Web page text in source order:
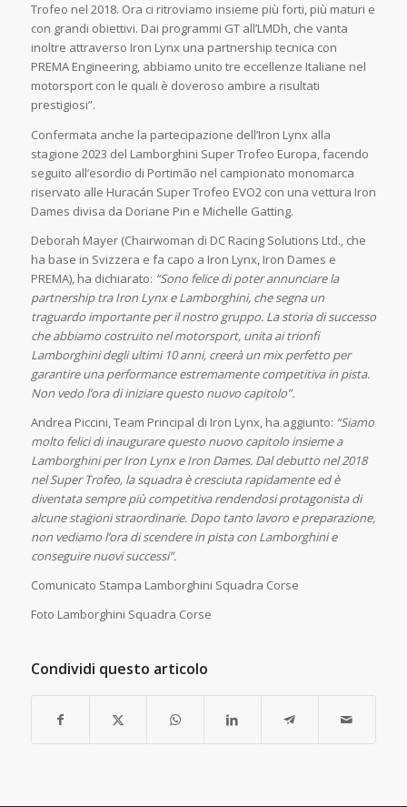
Trofeo nel 2018. Ora ci ritroviamo insieme più forti, più maturi e
con grandi obiettivi. Dai programmi GT all’LMDh, che vanta
inoltre attraverso Iron Lynx una partnership tecnica con
PREMA Engineering, abbiamo unito tre eccellenze Italiane nel
motorsport con le quali è doveroso ambire a risultati
prestigiosi”.
Confermata anche la partecipazione dell’Iron Lynx alla
stagione 2023 del Lamborghini Super Trofeo Europa, facendo
seguito all’esordio di Portimão nel campionato monomarca
riservato alle Huracán Super Trofeo EVO2 con una vettura Iron
Dames divisa da Doriane Pin e Michelle Gatting.
Deborah Mayer (Chairwoman di DC Racing Solutions Ltd., che
ha base in Svizzera e fa capo a Iron Lynx, Iron Dames e
PREMA), ha dichiarato: “Sono felice di poter annunciare la
partnership tra Iron Lynx e Lamborghini, che segna un
traguardo importante per il nostro gruppo. La storia di successo
che abbiamo costruito nel motorsport, unita ai trionfi
Lamborghini degli ultimi 10 anni, creerà un mix perfetto per
garantire una performance estremamente competitiva in pista.
Non vedo l’ora di iniziare questo nuovo capitolo”.
Andrea Piccini, Team Principal di Iron Lynx, ha aggiunto: “Siamo
molto felici di inaugurare questo nuovo capitolo insieme a
Lamborghini per Iron Lynx e Iron Dames. Dal debutto nel 2018
nel Super Trofeo, la squadra è cresciuta rapidamente ed è
diventata sempre più competitiva rendendosi protagonista di
alcune stagioni straordinarie. Dopo tanto lavoro e preparazione,
non vediamo l’ora di scendere in pista con Lamborghini e
conseguire nuovi successi”.
Comunicato Stampa Lamborghini Squadra Corse
Foto Lamborghini Squadra Corse
Condividi questo articolo